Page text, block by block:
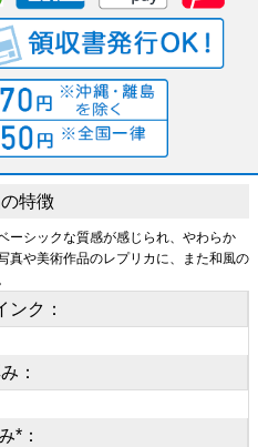
特徴
ーシックな質感が感じられ、やわらか
真や美術作品のレプリカに、また和風の
ンク：
：
*：